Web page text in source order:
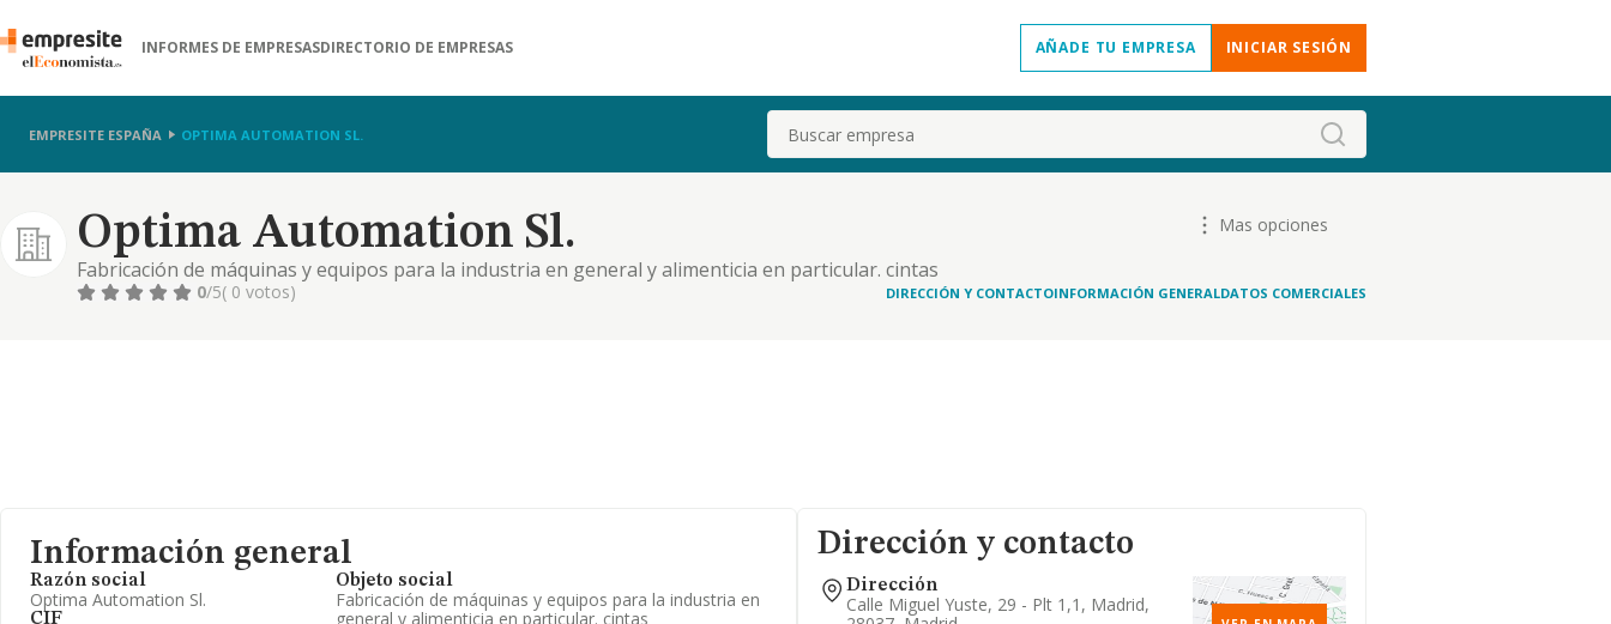
INFORMES DE EMPRESASDIRECTORIO DE EMPRESAS AÑADE TU EMPRESA INICIAR SESIÓN
EMPRESITE ESPAÑA OPTIMA AUTOMATION SL. Buscar
Optima Automation Sl.
Fabricación de máquinas y equipos para la industria en general y alimenticia en particular. cintas
transportadoras, envasadoras, lavadoras, etc. - fabricación de muebles en metal, para industria y
Mas opciones
0/5( 0 votos) DIRECCIÓN Y CONTACTOINFORMACIÓN GENERALDATOS COMERCIALES
Información general
Razón social
Optima Automation Sl.
CIF
Objeto social
Fabricación de máquinas y equipos para la industria en
general y alimenticia en particular. cintas
Dirección y contacto
Dirección
Calle Miguel Yuste, 29 - Plt 1,1, Madrid,